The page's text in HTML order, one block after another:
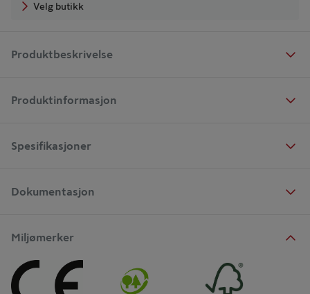
Velg butikk
Produktbeskrivelse
Produktinformasjon
Spesifikasjoner
Dokumentasjon
Miljømerker